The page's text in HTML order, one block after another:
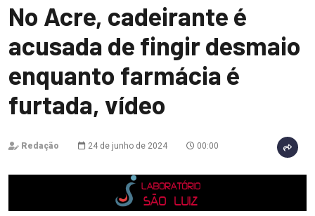
No Acre, cadeirante é
acusada de fingir desmaio
enquanto farmácia é
furtada, vídeo
Redação 24 de junho de 2024 00:00